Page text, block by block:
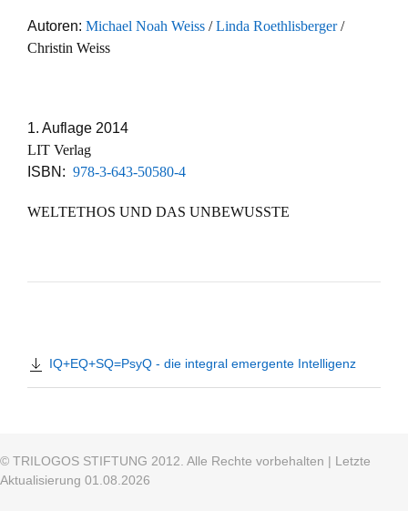
8
Weltehos
Autoren: Michael Noah Weiss /Linda Roethlisberger/
Christin Weiss
1. Auflage 2014
LIT Verlag
ISBN: 978-3-643-50580-4
WELTETHOS UND DAS UNBEWUSSTE
IQ+EQ+SQ=PsyQ - die integral emergente Intelligenz
© TRILOGOS STIFTUNG 2012. Alle Rechte vorbehalten | Letzte
Aktualisierung 01.08.2026